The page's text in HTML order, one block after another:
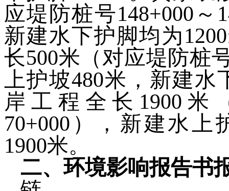
应堤防桩号148+000 ～
新建水下护脚均为1200
长500米（对应堤防桩
上护坡480米，新建水
岸工程全长 1900 米
70+000 ），新建水上
1900米。
二、环境影响报告书